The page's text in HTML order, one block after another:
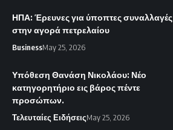
ΗΠΑ: Έρευνες για ύποπτες συναλλαγές
στην αγορά πετρελαίου
BusinessMay 25, 2026
Υπόθεση Θανάση Νικολάου: Νέο
κατηγορητήριο εις βάρος πέντε
προσώπων.
Τελευταίες ΕιδήσειςMay 25, 2026